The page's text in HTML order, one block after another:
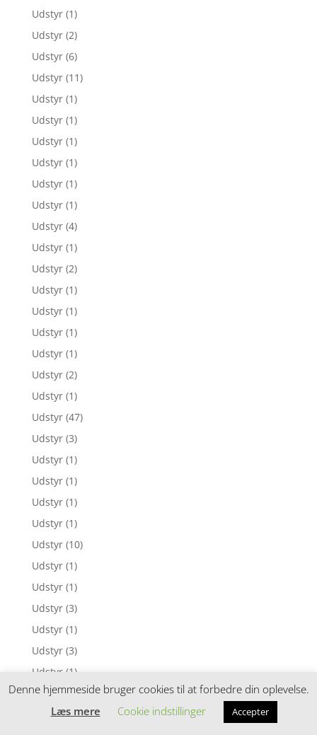
Udstyr (1)
Udstyr (2)
Udstyr (6)
Udstyr (11)
Udstyr (1)
Udstyr (1)
Udstyr (1)
Udstyr (1)
Udstyr (1)
Udstyr (1)
Udstyr (4)
Udstyr (1)
Udstyr (2)
Udstyr (1)
Udstyr (1)
Udstyr (1)
Udstyr (1)
Udstyr (2)
Udstyr (1)
Udstyr (47)
Udstyr (3)
Udstyr (1)
Udstyr (1)
Udstyr (1)
Udstyr (1)
Udstyr (10)
Udstyr (1)
Udstyr (1)
Udstyr (3)
Udstyr (1)
Udstyr (3)
Udstyr (1)
Udstyr (1)
Udstyr (40)
Denne hjemmeside bruger cookies til at forbedre din oplevelse.
Læs mere
Cookie indstillinger Accepter